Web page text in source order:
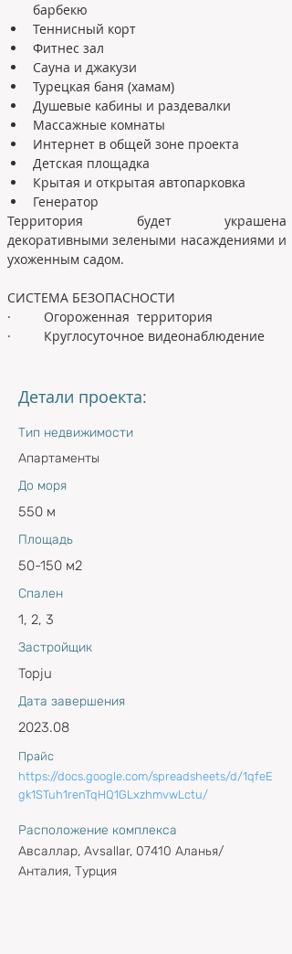
барбекю
Теннисный корт
Фитнес зал
Сауна и джакузи
Турецкая баня (хамам)
Душевые кабины и раздевалки
Массажные комнаты
Интернет в общей зоне проекта
Детская площадка
Крытая и открытая автопарковка
Генератор
Территория будет украшена
декоративными зелеными насаждениями и
ухоженным садом.
СИСТЕМА БЕЗОПАСНОСТИ
·         Огороженная  территория
·         Круглосуточное видеонаблюдение
Детали проекта:
Тип недвижимости
Апартаменты
До моря
550 м
Площадь
50-150 м2
Спален
1, 2, 3
Застройщик
Topju
Дата завершения
2023.08
Прайс
https://docs.google.com/spreadsheets/d/1qfeE
gk1STuh1renTqHQ1GLxzhmvwLctu/
Расположение комплекса
Авсаллар, Avsallar, 07410 Аланья/
Анталия, Турция